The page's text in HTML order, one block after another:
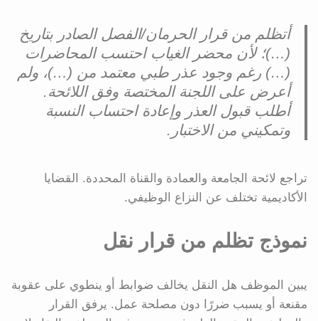
أتظلم من قرار الحرمان/الفصل الصادر بتاريخ
(…)؛ لأن محضر الغياب احتسب المحاضرات
(…) رغم وجود عذر طبي معتمد من (…)، ولم
أعرض على اللجنة المختصة وفق اللائحة.
أطلب قبول العذر وإعادة احتساب النسبة
وتمكيني من الاختبار.
تراجع لائحة الجامعة والعمادة والقناة المحددة. القضايا
الأكاديمية تختلف عن النزاع الوظيفي.
نموذج تظلم من قرار نقل
يبين الموظف هل النقل يخالف ضوابط أو ينطوي على عقوبة
مقنعة أو يسبب ضررًا دون مصلحة عمل. يرفق القرار